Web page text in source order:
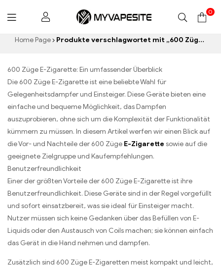
Myvapesite.de
0
Home Page Produkte verschlagwortet mit „600 Züge E-Zigarette“
600 Züge E-Zigarette: Ein umfassender Überblick
Die 600 Züge E-Zigarette ist eine beliebte Wahl für
Gelegenheitsdampfer und Einsteiger. Diese Geräte bieten eine
einfache und bequeme Möglichkeit, das Dampfen
auszuprobieren, ohne sich um die Komplexität der Funktionalität
kümmern zu müssen. In diesem Artikel werfen wir einen Blick auf
die Vor- und Nachteile der 600 Züge E-Zigarette sowie auf die
geeignete Zielgruppe und Kaufempfehlungen.
Benutzerfreundlichkeit
Einer der größten Vorteile der 600 Züge E-Zigarette ist ihre
Benutzerfreundlichkeit. Diese Geräte sind in der Regel vorgefüllt
und sofort einsatzbereit, was sie ideal für Einsteiger macht.
Nutzer müssen sich keine Gedanken über das Befüllen von E-
Liquids oder den Austausch von Coils machen; sie können einfach
das Gerät in die Hand nehmen und dampfen.
Zusätzlich sind 600 Züge E-Zigaretten meist kompakt und leicht,